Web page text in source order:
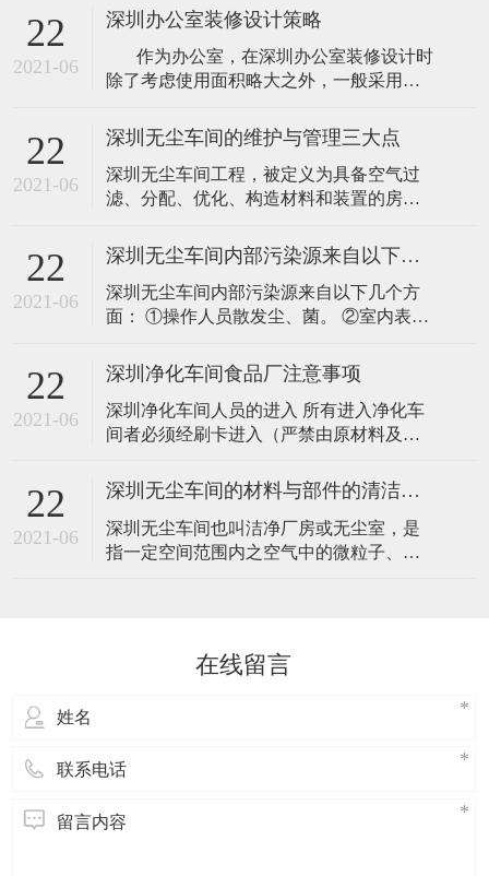
排除，并将室内的温度、洁净度、室内压
力、气流速度与分布、噪音振动和照明、
静电控制在要求范围内，而所规定的特别
设计之房间。不管不论外面空气条件如何
求的洁净度、温
22
2021-06
深圳办公室装修设计策略
作为办公室，在深圳办公室装修设计时
除了考虑使用面积略大之外，一般采用较
空间，因为过于拥挤的环境束缚人的思
维，带心理上的焦虑等问题，所以为其打
造一个良好的办公环境是极为重要的。
&nb
22
2021-06
深圳无尘车间的维护与管理三大点
深圳无尘车间工程，被定义为具备空气过
滤、分配、优化、构造材料和装置的房
净室工程的建造和使用应减少室内诱入、
产生及滞留粒子，室内其他有关参数温
度、湿度、压力等按照要求进行控制。洁
净室以单位体积空气某粒径粒子的数量来
洁净室的“无
22
2021-06
深圳无尘车间内部污染源来自以下几个方面
深圳无尘车间内部污染源来自以下几个方
面： ①操作人员散发尘、菌。 ②室内表面
尘。 ④大气中的污染物对室内的污染。
一、室内的空气 深圳无尘车间及其传播途
径 人员发尘是无尘车间内空气污染源的最
主要来源，人动作时的发尘量相当复杂，
活
22
2021-06
深圳净化车间食品厂注意事项
深圳净化车间人员的进入 所有进入净化车
间者必须经刷卡进入（严禁由原材料及成
化鞋后，在分别进入对应的更衣室，把外
套脱去，换上洁净工作服，然后再进入风
淋室，严格按照《风淋室使用规范》风淋
后在进入净化车间内部。 深圳净化车间人
22
2021-06
深圳无尘车间的材料与部件的清洁工作
深圳无尘车间也叫洁净厂房或无尘室，是
指一定空间范围内之空气中的微粒子、有
控制在某一需求范围内，而所给予特别设
计的房间。不论外在之空气条件如何变
在线留言